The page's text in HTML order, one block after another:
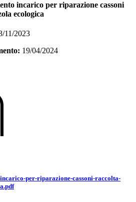
incarico per riparazione cassoni
ecologica
11/2023
19/04/2024
per-riparazione-cassoni-raccolta-